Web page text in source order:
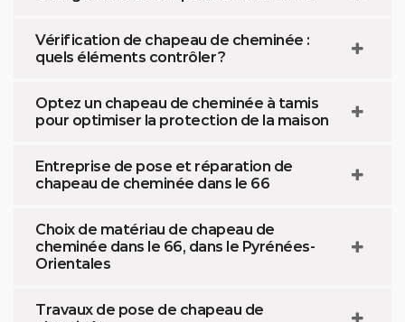
Vérification de chapeau de cheminée :
quels éléments contrôler ?
Optez un chapeau de cheminée à tamis
pour optimiser la protection de la maison
Entreprise de pose et réparation de
chapeau de cheminée dans le 66
Choix de matériau de chapeau de
cheminée dans le 66, dans le Pyrénées-
Orientales
Travaux de pose de chapeau de